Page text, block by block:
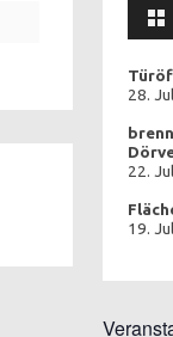
28.
22.
19.